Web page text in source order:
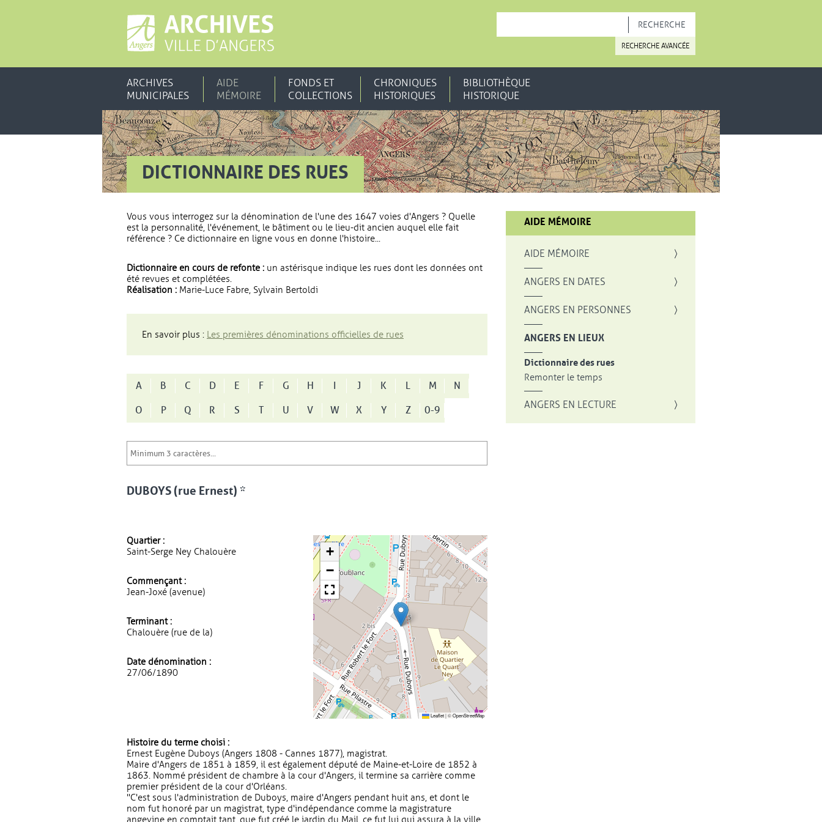
RECHERCHE AVANCÉE
ARCHIVES
MUNICIPALES
AIDE
MÉMOIRE
FONDS ET
COLLECTIONS
CHRONIQUES
HISTORIQUES
BIBLIOTHÈQUE
HISTORIQUE
DICTIONNAIRE DES RUES
Vous vous interrogez sur la dénomination de l'une des 1647 voies d'Angers ? Quelle
est la personnalité, l'événement, le bâtiment ou le lieu-dit ancien auquel elle fait
référence ? Ce dictionnaire en ligne vous en donne l'histoire...
Dictionnaire en cours de refonte : un astérisque indique les rues dont les données ont
été revues et complétées.
Réalisation : Marie-Luce Fabre, Sylvain Bertoldi
En savoir plus : Les premières dénominations officielles de rues
A B C D E F G H I J K L M
N
O
P Q R S T U V W X Y Z 0-9
DUBOYS (rue Ernest) *
Quartier :
Saint-Serge Ney Chalouère
Commençant :
Jean-Joxé (avenue)
Terminant :
Chalouère (rue de la)
Date dénomination :
27/06/1890
+
−
Leaflet|©OpenStreetMap
Histoire du terme choisi :
Ernest Eugène Duboys (Angers 1808 - Cannes 1877), magistrat.
Maire d'Angers de 1851 à 1859, il est également député de Maine-et-Loire de 1852 à
1863. Nommé président de chambre à la cour d'Angers, il termine sa carrière comme
premier président de la cour d'Orléans.
"C'est sous l'administration de Duboys, maire d'Angers pendant huit ans, et dont le
nom fut honoré par un magistrat, type d'indépendance comme la magistrature
angevine en comptait tant, que fut créé le jardin du Mail, ce fut lui qui assura à la ville
AIDE MÉMOIRE
AIDE MÉMOIRE
ANGERS EN DATES
ANGERS EN PERSONNES
ANGERS EN LIEUX
Dictionnaire des rues
Remonter le temps
ANGERS EN LECTURE